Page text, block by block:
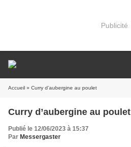
Publicité
Accueil » Curry d’aubergine au poulet
Curry d’aubergine au poulet
Publié le 12/06/2023 à 15:37
Par Messergaster